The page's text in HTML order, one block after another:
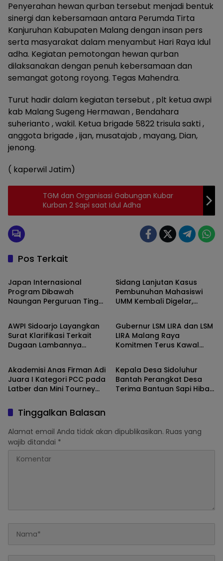
Penyerahan hewan qurban tersebut menjadi bentuk
sinergi dan kebersamaan antara Perumda Tirta
Kanjuruhan Kabupaten Malang dengan insan pers
serta masyarakat dalam menyambut Hari Raya Idul
adha. Kegiatan pemotongan hewan qurban
dilaksanakan dengan penuh kebersamaan dan
semangat gotong royong. Tegas Mahendra.
Turut hadir dalam kegiatan tersebut , plt ketua awpi
kab Malang Sugeng Hermawan , Bendahara
suherianto , wakil. Ketua brigade 5822 trisula sakti ,
anggota brigade , ijan, musatajab , mayang, Dian,
jenong.
( kaperwil Jatim)
TGM dan Organisasi Gabungan Kubar
Kurban 2 Sapi saat Idul Adha
Pos Terkait
Malang
Japan Internasional
Program Dibawah
Naungan Perguruan Tinggi
Siswa ke Jepang
Sidang Lanjutan Kasus
Pembunuhan Mahasiswi
UMM Kembali Digelar,
Jawa Timur
AWPI Sidoarjo Layangkan
Surat Klarifikasi Terkait
Dugaan Lambannya
Jawa Timur
Gubernur LSM LIRA dan LSM
LIRA Malang Raya
Komitmen Terus Kawal
Najwa,
Jawa Timur
Akademisi Anas Firman Adi
Juara I Kategori PCC pada
Latber dan Mini Tourney
Jawa Timur
Kepala Desa Sidoluhur
Bantah Perangkat Desa
Terima Bantuan Sapi Hibah
Tinggalkan Balasan
Alamat email Anda tidak akan dipublikasikan. Ruas yang
wajib ditandai *